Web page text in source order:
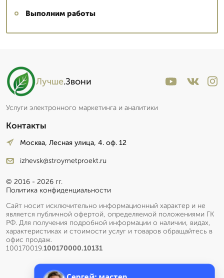
Выполним работы
Лучше.Звони
Услуги электронного маркетинга и аналитики
Контакты
Москва, Лесная улица, 4. оф. 12
izhevsk@stroymetproekt.ru
© 2016 - 2026 гг.
Политика конфиденциальности
Сайт носит исключительно информационный характер и не
является публичной офертой, определяемой положениями ГК
РФ. Для получения подробной информации о наличии, видах,
характеристиках и стоимости услуг и товаров обращайтесь в
офис продаж.
100170019.100170000.10131
Пишет Вам...